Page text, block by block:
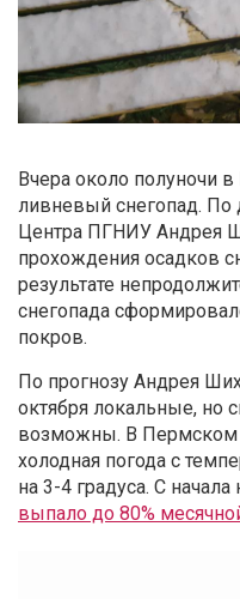
Вчера около полуночи
ливневый снегопад.
Центра ПГНИУ Андрея
прохождения осадков
результате
снегопада
покров.
По прогнозу Андрея
октября локальные, но
возможны. В Пермском
холодная погода с
на 3-4 градуса. С
выпало до 80%